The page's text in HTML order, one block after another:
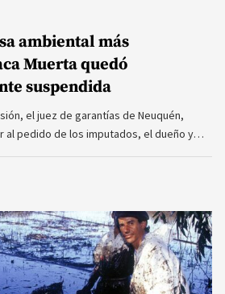
ambiental más
Muerta quedó
suspendida
el juez de garantías de Neuquén,
al pedido de los imputados, el dueño y…